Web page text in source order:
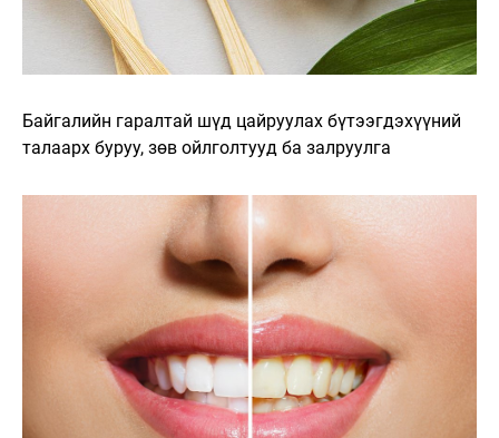
Байгалийн гаралтай шүд цайруулах бүтээгдэхүүний
талаарх буруу, зөв ойлголтууд ба залруулга